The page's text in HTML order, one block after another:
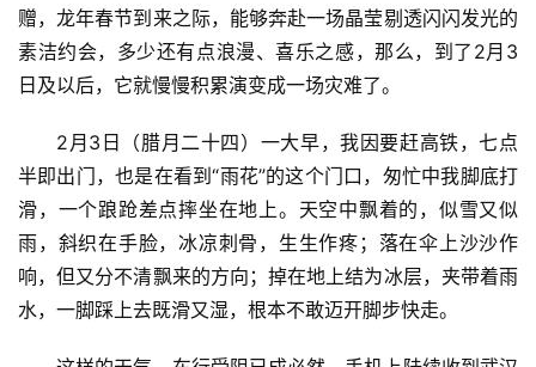
赠，龙年春节到来之际，能够奔赴一场晶莹剔透闪闪发光的
素洁约会，多少还有点浪漫、喜乐之感，那么，到了2月3
日及以后，它就慢慢积累演变成一场灾难了。
2月3日（腊月二十四）一大早，我因要赶高铁，七点
半即出门，也是在看到“雨花”的这个门口，匆忙中我脚底打
滑，一个踉跄差点摔坐在地上。天空中飘着的，似雪又似
雨，斜织在手脸，冰凉刺骨，生生作疼；落在伞上沙沙作
响，但又分不清飘来的方向；掉在地上结为冰层，夹带着雨
水，一脚踩上去既滑又湿，根本不敢迈开脚步快走。